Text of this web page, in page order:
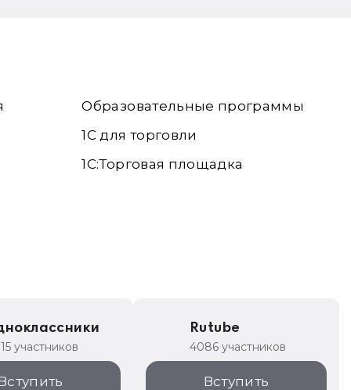
Образовательные программы
1С для торговли
1С:Торговая площадка
участников
Rutube
4086 участников
Вступить